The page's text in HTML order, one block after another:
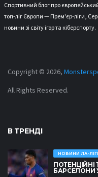
Спортивний блог про
топ-ліг Європи — Прем'єр-ліги,
новини зі світу ігор та кіберспорту.
Copyright © 2026,
All Rights Reserved.
В ТРЕНДІ
НОВИНИ ЛА-
ПОТЕНЦІЙНІ
БАРСЕЛОНИ